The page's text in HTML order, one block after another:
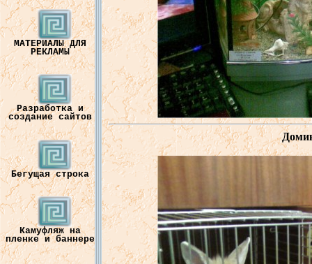
МАТЕРИАЛЫ ДЛЯ
РЕКЛАМЫ
Разработка и
создание сайтов
Бегущая строка
Камуфляж на
пленке и баннере